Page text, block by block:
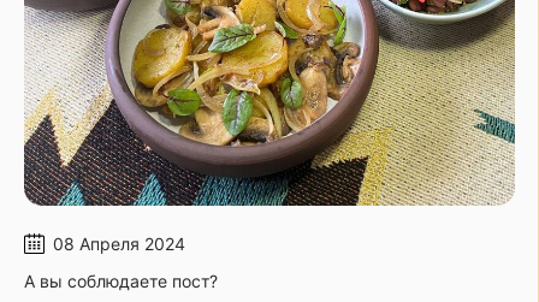
08 Апреля 2024
А вы соблюдаете пост?